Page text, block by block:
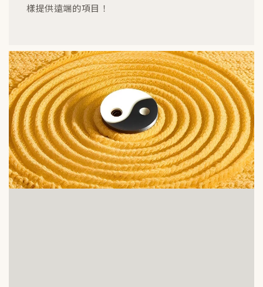
樣提供遠端的項目！